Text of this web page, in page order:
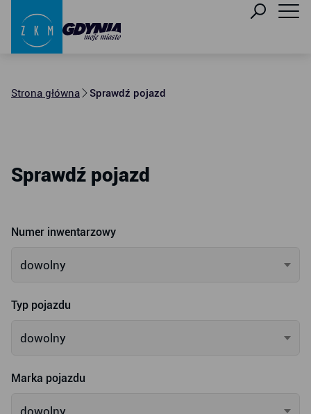
Strona główna Sprawdź pojazd
Sprawdź pojazd
Numer inwentarzowy
dowolny
Typ pojazdu
dowolny
Marka pojazdu
dowolny